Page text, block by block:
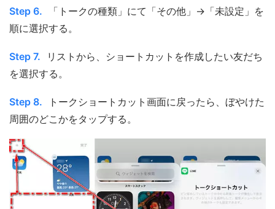
Step 6.
「トークの種類」にて「その他」→「未設定」を
順に選択する。
Step 7.
リストから、ショートカットを作成したい友だち
を選択する。
Step 8.
トークショートカット画面に戻ったら、ぼやけた
周囲のどこかをタップする。